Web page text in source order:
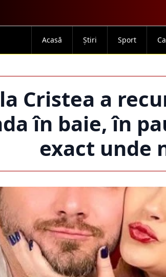
Acasă Știri Sport
Cristea a
în baie, în
exact unde